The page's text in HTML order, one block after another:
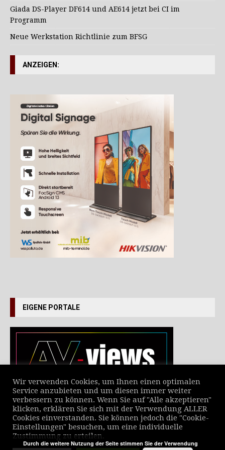
Giada DS-Player DF614 und AE614 jetzt bei CI im
Programm
Neue Werkstation Richtlinie zum BFSG
ANZEIGEN:
EIGENE PORTALE
VERZEICHNIS ALLER NEWS
Wir verwenden Cookies, um Ihnen einen optimalen
Service anzubieten und um diesen immer weiter
verbessern zu können. Wenn Sie auf "Alle akzeptieren"
klicken, erklären Sie sich mit der Verwendung ALLER
Cookies einverstanden. Sie können jedoch die "Cookie-
Einstellungen" besuchen, um eine individuelle
Zustimmung zu erteilen.
Durch die weitere Nutzung der Seite stimmen Sie der Verwendung